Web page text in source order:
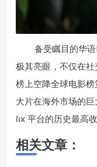
备受瞩目的华
极其亮眼，不仅在
榜上空降全球电影
大片在海外市场的
lix 平台的历史最高收
相关文章：